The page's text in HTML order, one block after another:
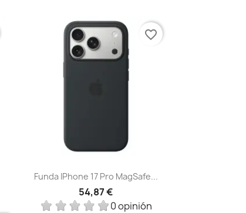
Vista rápida
Funda IPhone 17 Pro MagSafe...
54,87 €
0 opinión
favorite_border